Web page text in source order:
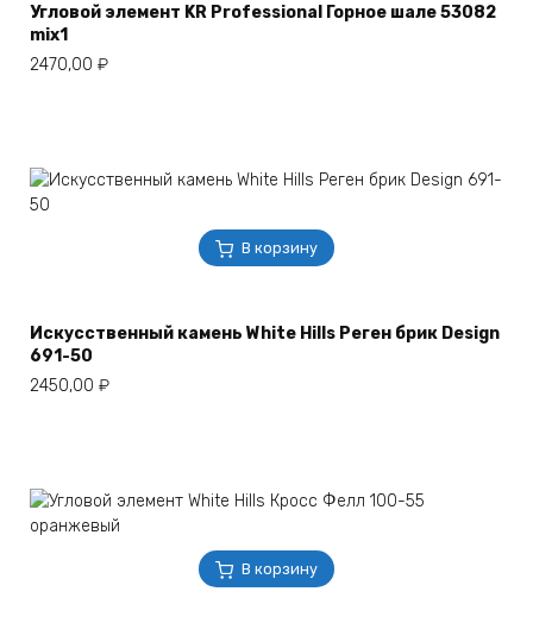
Угловой элемент KR Professional Горное шале 53082
mix1
2470,00 ₽
В корзину
Искусственный камень White Hills Реген брик Design
691-50
2450,00 ₽
В корзину